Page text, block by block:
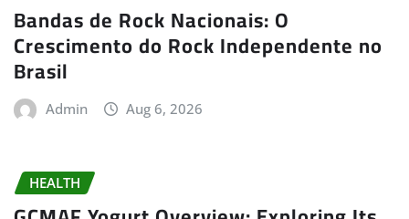
Bandas de Rock Nacionais: O
Crescimento do Rock Independente no
Brasil
Admin Aug 6, 2026
HEALTH